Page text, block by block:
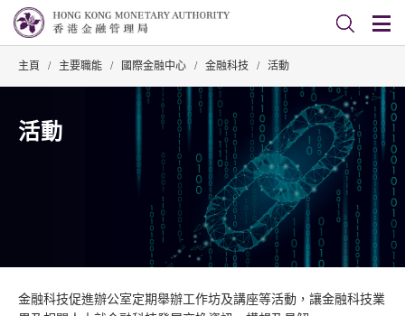
主頁 / 主要職能 / 國際金融中心 / 金融科技 / 活動
活動
金融科技促進辦公室定期舉辦工作坊及講座等活動，讓金融科技業